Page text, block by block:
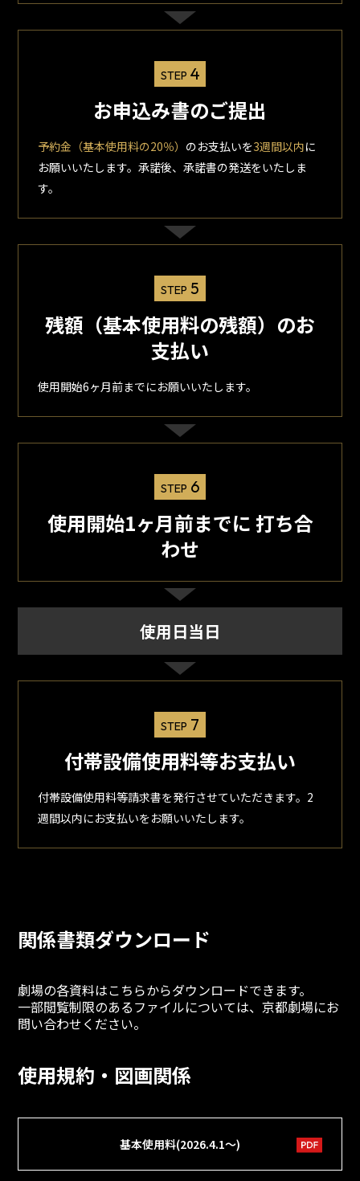
STEP 4
お申込み書のご提出
予約金（基本使用料の20％） のお支払いを3週間以内に
お願いいたします。承諾後、承諾書の発送をいたしま
す。
STEP 5
残額（基本使用料の残額）のお
支払い
使用開始6ヶ月前までにお願いいたします。
STEP 6
使用開始1ヶ月前までに 打ち合
わせ
使用日当日
STEP 7
付帯設備使用料等お支払い
付帯設備使用料等請求書を発行させていただきます。2
週間以内にお支払いをお願いいたします。
関係書類ダウンロード
劇場の各資料はこちらからダウンロードできます。
一部閲覧制限のあるファイルについては、京都劇場にお
問い合わせください。
使用規約・図画関係
基本使用料(2026.4.1～)